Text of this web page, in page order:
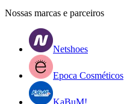
Nossas marcas e parceiros
Netshoes
Epoca Cosméticos
KaBuM!